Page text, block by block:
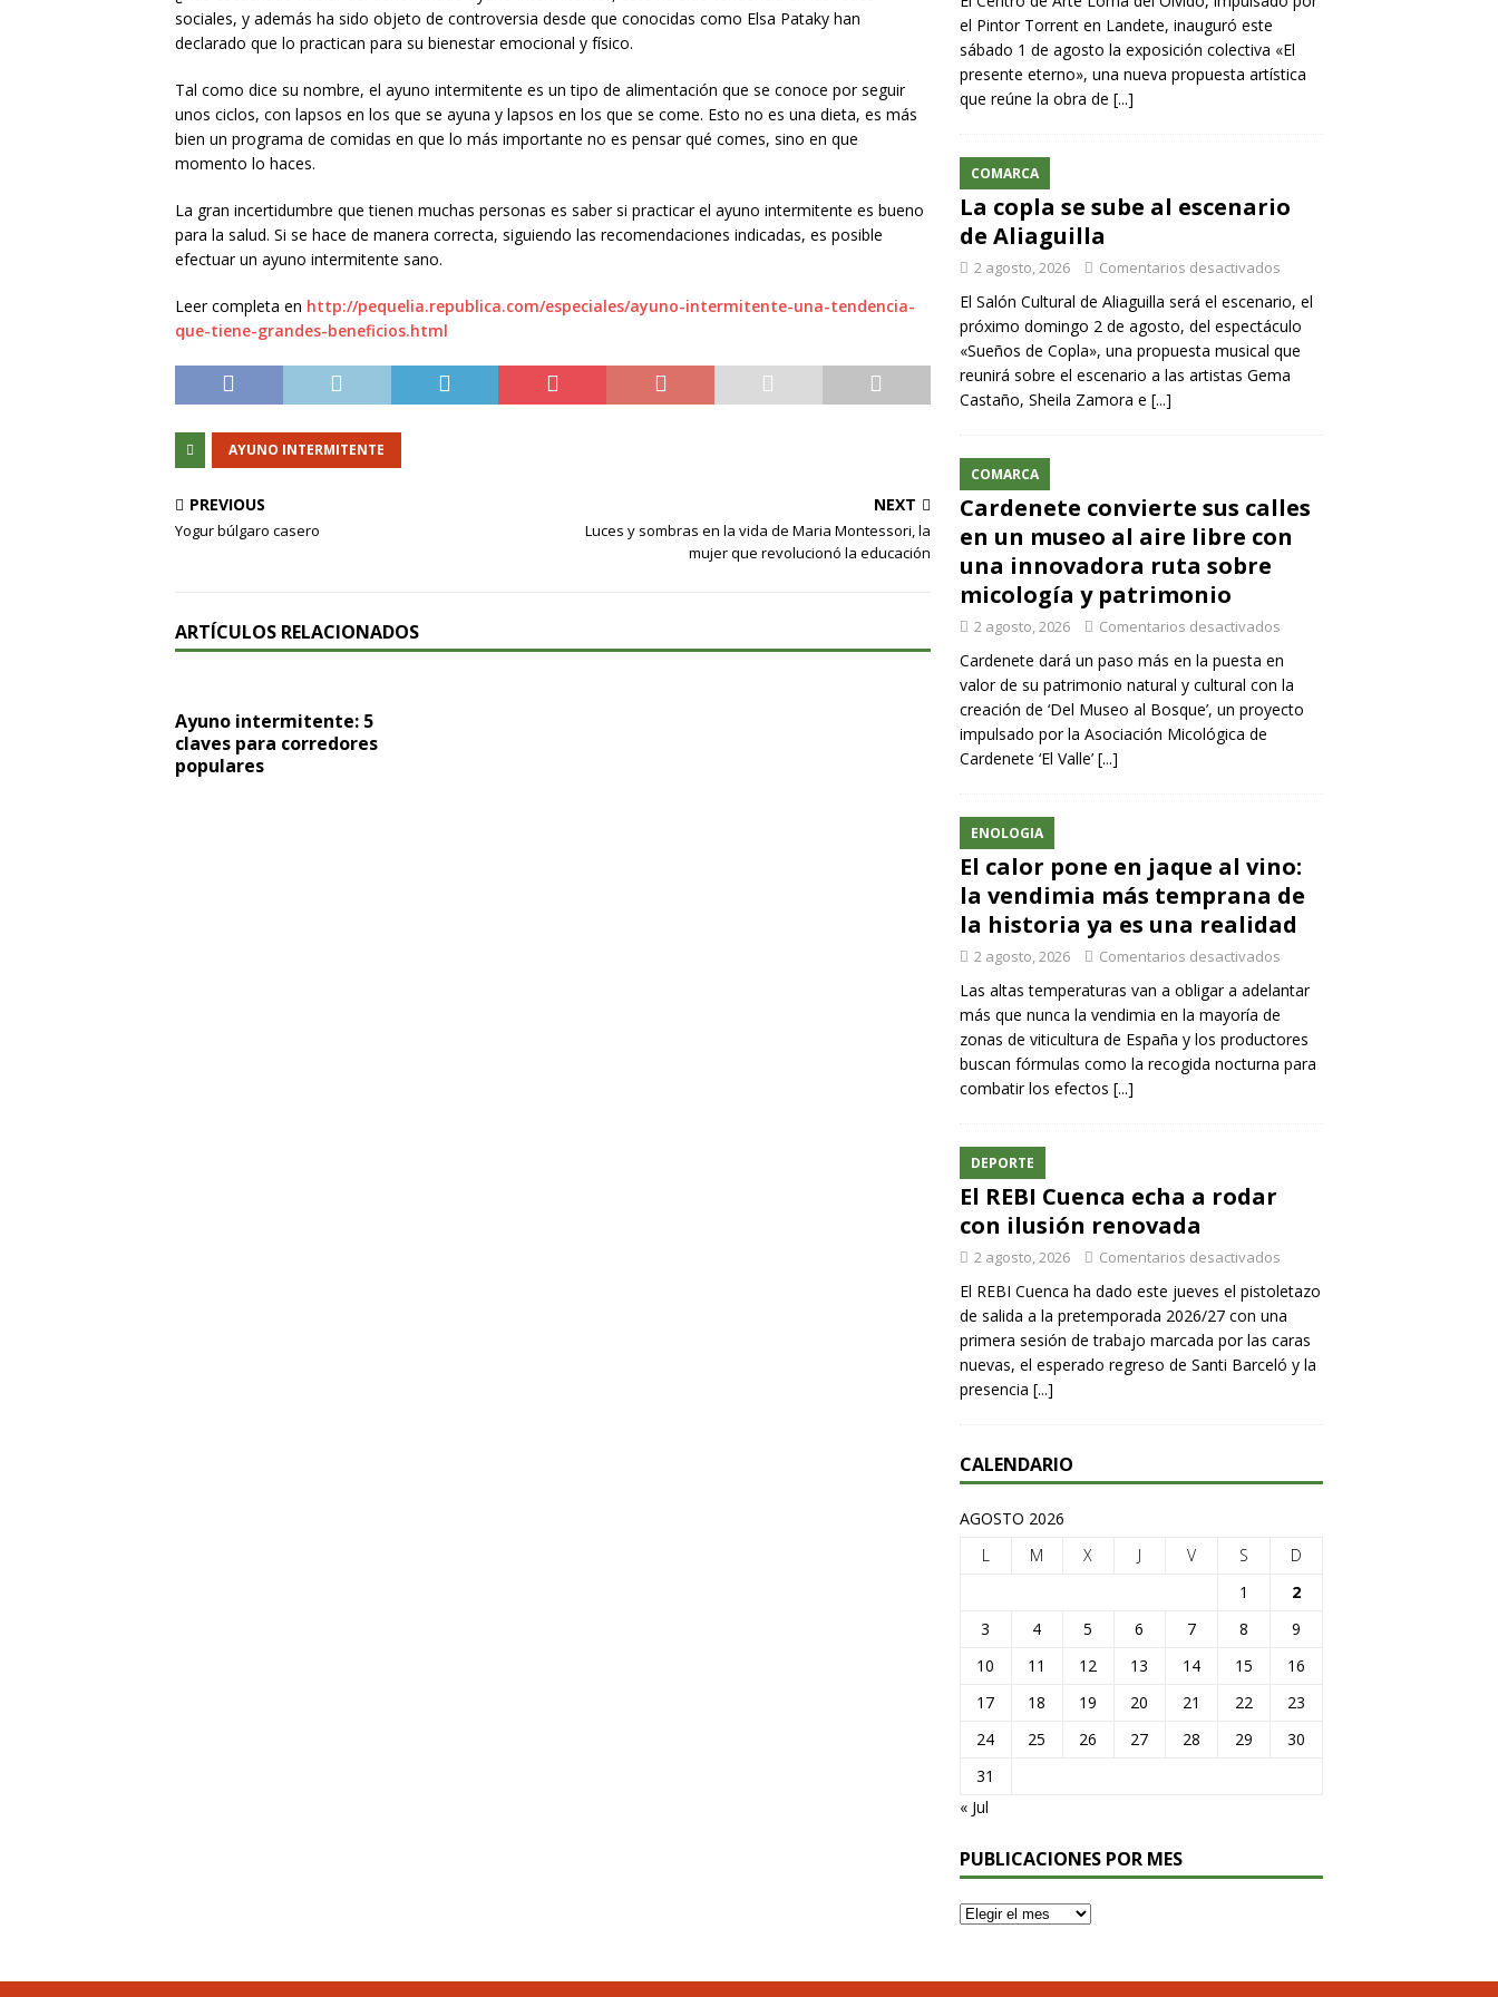
sociales, y además ha sido objeto de controversia desde que conocidas como Elsa Pataky han
declarado que lo practican para su bienestar emocional y físico.
Tal como dice su nombre, el ayuno intermitente es un tipo de alimentación que se conoce por seguir
unos ciclos, con lapsos en los que se ayuna y lapsos en los que se come. Esto no es una dieta, es más
bien un programa de comidas en que lo más importante no es pensar qué comes, sino en que
momento lo haces.
La gran incertidumbre que tienen muchas personas es saber si practicar el ayuno intermitente es bueno
para la salud. Si se hace de manera correcta, siguiendo las recomendaciones indicadas, es posible
efectuar un ayuno intermitente sano.
Leer completa en http://pequelia.republica.com/especiales/ayuno-intermitente-una-tendencia-
que-tiene-grandes-beneficios.html
AYUNO INTERMITENTE
PREVIOUS
Yogur búlgaro casero
NEXT
Luces y sombras en la vida de Maria Montessori, la
mujer que revolucionó la educación
ARTÍCULOS RELACIONADOS
Ayuno intermitente: 5
claves para corredores
populares
el Pintor Torrent en Landete, inauguró este
sábado 1 de agosto la exposición colectiva «El
presente eterno», una nueva propuesta artística
que reúne la obra de [...]
COMARCA
La copla se sube al escenario
de Aliaguilla
2 agosto, 2026 Comentarios desactivados
El Salón Cultural de Aliaguilla será el escenario, el
próximo domingo 2 de agosto, del espectáculo
«Sueños de Copla», una propuesta musical que
reunirá sobre el escenario a las artistas Gema
Castaño, Sheila Zamora e [...]
COMARCA
Cardenete convierte sus calles
en un museo al aire libre con
una innovadora ruta sobre
micología y patrimonio
2 agosto, 2026 Comentarios desactivados
Cardenete dará un paso más en la puesta en
valor de su patrimonio natural y cultural con la
creación de ‘Del Museo al Bosque’, un proyecto
impulsado por la Asociación Micológica de
Cardenete ‘El Valle’ [...]
ENOLOGIA
El calor pone en jaque al vino:
la vendimia más temprana de
la historia ya es una realidad
2 agosto, 2026 Comentarios desactivados
Las altas temperaturas van a obligar a adelantar
más que nunca la vendimia en la mayoría de
zonas de viticultura de España y los productores
buscan fórmulas como la recogida nocturna para
combatir los efectos [...]
DEPORTE
El REBI Cuenca echa a rodar
con ilusión renovada
2 agosto, 2026 Comentarios desactivados
El REBI Cuenca ha dado este jueves el pistoletazo
de salida a la pretemporada 2026/27 con una
primera sesión de trabajo marcada por las caras
nuevas, el esperado regreso de Santi Barceló y la
presencia [...]
CALENDARIO
AGOSTO 2026
L
M X J V S
D
1
2
3
4 5 6 7 8
9
10
11 12 13 14 15
16
17
18 19 20 21 22
23
24
25 26 27 28 29
30
31
« Jul
PUBLICACIONES POR MES